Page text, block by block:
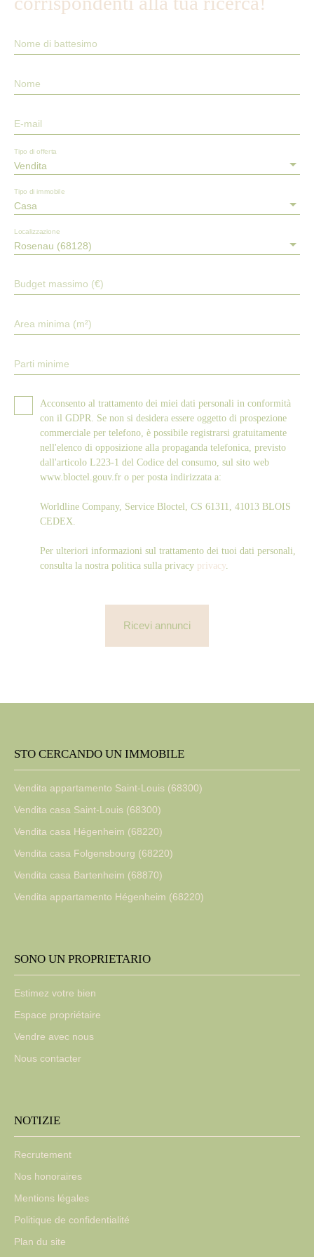
Nome di battesimo
Nome
E-mail
Vendita
Tipo di offerta
Casa
Tipo di immobile
Rosenau (68128)
Localizzazione
Budget massimo (€)
Area minima (m²)
Parti minime
Acconsento al trattamento dei miei dati personali in conformità
con il GDPR. Se non si desidera essere oggetto di prospezione
commerciale per telefono, è possibile registrarsi gratuitamente
nell'elenco di opposizione alla propaganda telefonica, previsto
dall'articolo L223-1 del Codice del consumo, sul sito web
www.bloctel.gouv.fr o per posta indirizzata a:
Worldline Company, Service Bloctel, CS 61311, 41013 BLOIS
CEDEX.
Per ulteriori informazioni sul trattamento dei tuoi dati personali,
consulta la nostra politica sulla privacy privacy.
Ricevi annunci
STO CERCANDO UN IMMOBILE
Vendita appartamento Saint-Louis (68300)
Vendita casa Saint-Louis (68300)
Vendita casa Hégenheim (68220)
Vendita casa Folgensbourg (68220)
Vendita casa Bartenheim (68870)
Vendita appartamento Hégenheim (68220)
SONO UN PROPRIETARIO
Estimez votre bien
Espace propriétaire
Vendre avec nous
Nous contacter
NOTIZIE
Recrutement
Nos honoraires
Mentions légales
Politique de confidentialité
Plan du site